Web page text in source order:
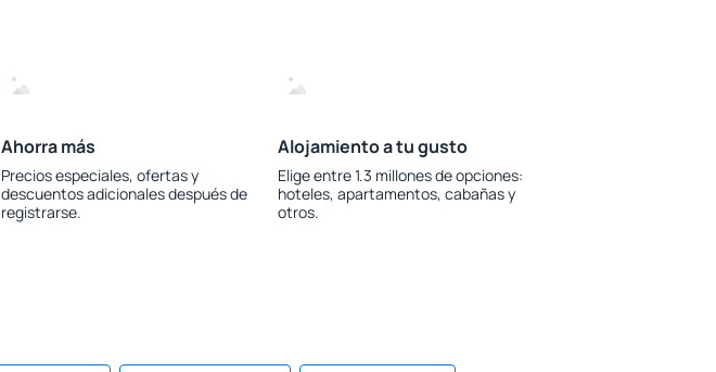
Ahorra más
Precios especiales, ofertas y
descuentos adicionales después de
registrarse.
Alojamiento a tu gusto
Elige entre 1.3 millones de opciones:
hoteles, apartamentos, cabañas y
otros.